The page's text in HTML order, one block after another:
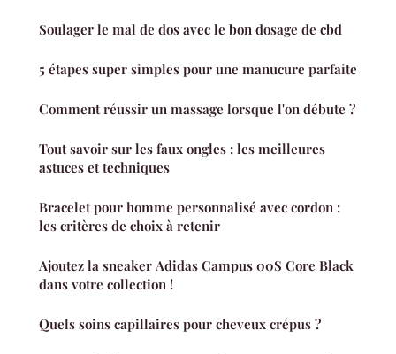
Soulager le mal de dos avec le bon dosage de cbd
5 étapes super simples pour une manucure parfaite
Comment réussir un massage lorsque l'on débute ?
Tout savoir sur les faux ongles : les meilleures
astuces et techniques
Bracelet pour homme personnalisé avec cordon :
les critères de choix à retenir
Ajoutez la sneaker Adidas Campus 00S Core Black
dans votre collection !
Quels soins capillaires pour cheveux crépus ?